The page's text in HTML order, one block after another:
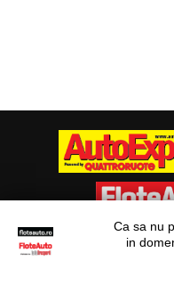
© Flote Auto.
Situl nostru utilizeaza
Ca sa nu
in